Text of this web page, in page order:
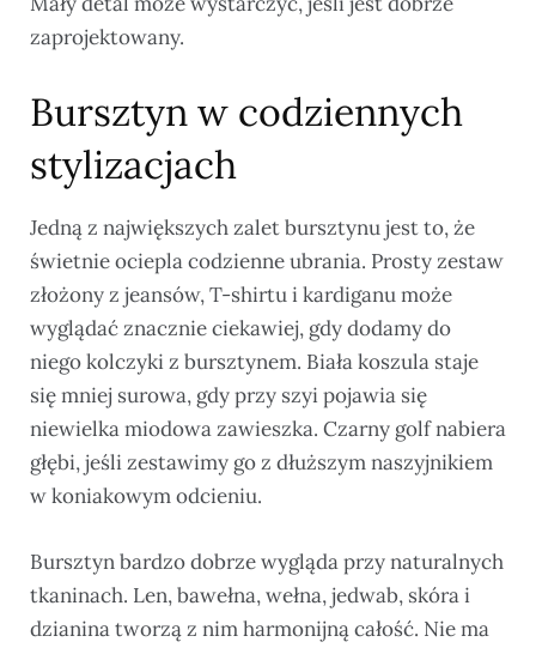
zaprojektowany.
Bursztyn w codziennych
stylizacjach
Jedną z największych zalet bursztynu jest to, że
świetnie ociepla codzienne ubrania. Prosty zestaw
złożony z jeansów, T-shirtu i kardiganu może
wyglądać znacznie ciekawiej, gdy dodamy do
niego kolczyki z bursztynem. Biała koszula staje
się mniej surowa, gdy przy szyi pojawia się
niewielka miodowa zawieszka. Czarny golf nabiera
głębi, jeśli zestawimy go z dłuższym naszyjnikiem
w koniakowym odcieniu.
Bursztyn bardzo dobrze wygląda przy naturalnych
tkaninach. Len, bawełna, wełna, jedwab, skóra i
dzianina tworzą z nim harmonijną całość. Nie ma